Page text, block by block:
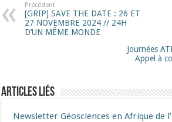
Précédent
[GRIP] SAVE THE DATE : 26 ET
27 NOVEMBRE 2024 // 24H
D’UN MÊME MONDE
Journées
Appel à
Articles liés
Newsletter Géosciences en Afrique de